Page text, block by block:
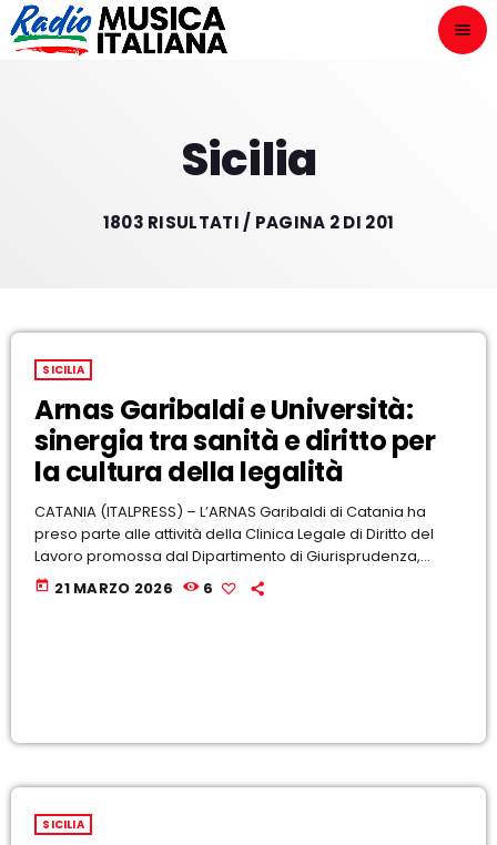
menu
ONAIR
HOME
NOVITÀ DISCOGRAFICHE
I PROGRAMMI
COPERTURA
I VOLTI DELLA RADIO
Sicilia
1803 RISULTATI / PAGINA 2 DI 201
SICILIA
Arnas Garibaldi e Università:
sinergia tra sanità e diritto per
la cultura della legalità
CATANIA (ITALPRESS) – L’ARNAS Garibaldi di Catania ha
preso parte alle attività della Clinica Legale di Diritto del
Lavoro promossa dal Dipartimento di Giurisprudenza,
nell’ambito delle iniziative di Terza Missione volte alla
valorizzazione delle conoscenze e al rafforzamento
today 21 MARZO 2026 6
SICILIA